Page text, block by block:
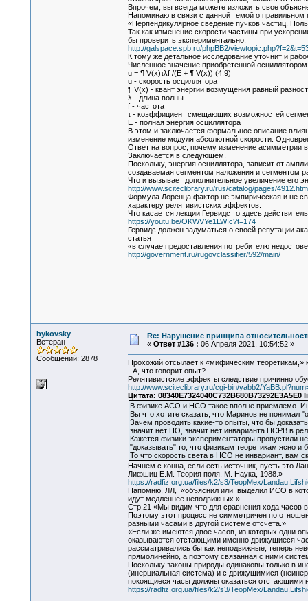
Впрочем, вы всегда можете изложить свое
Напоминаю в связи с данной темой о правильном
«Перпендикулярное сведение пучков частиц.
Так как изменение скорости частицы при
бы проверить экспериментально.
http://galspace.spb.ru/phpBB2/
К тому же детальное исследование уточнит и
Численное значение приобретенной
u = ¶ V(x)τλf /(E + ¶ V(x)) (4.9)
u - скорость осциллятора
¶ V(x) - квант энергии возмущения равный
λ - длина волны
f - частота
τ - коэффициент смещающих возможностей
E - полная энергия осциллятора
В этом и заключается формальное описание
изменение модуля абсолютной скорости.
Ответ на вопрос, почему изменение асимметрии
Заключается в следующем.
Поскольку, энергия осциллятора, зависит от
создаваемая сегментом наложения и сегментом
Что и вызывает дополнительное увеличение его
http://www.sciteclibrary.ru/rus/catalog/pages/
Формула Лоренца фактор не эмпирическая и не
характеру релятивистских эффектов.
Что касается лекции Гервидс то здесь
https://youtu.be/OKWVYe1LWIc?t=174
Гервидс должен задуматься о своей репутации
статья
«в случае предоставления потребителю
http://government.ru/rugovclassifier/592/main/
bykovsky
Ветеран
Сообщений: 2878
Re: Нарушение принципа
« Ответ #136 : 06 Апреля 2021, 10:54:52 »
Прохожий отсылает к «мифическим теоретикам,»
- А, что говорит опыт?
Релятивистские эффекты следствие причинно
http://www.sciteclibrary.ru/cgi-bin/yabb2/
Цитата: 08340E7324040C732B680B73292E3A5E0
В физике АСО и НСО такое вполне приемлемо.
Вы что хотите сказать, что Маринов не понимал
Зачем проводить какие-то опыты, что бы
значит нет ПО, значит нет инварианта ПСРВ в
Кажется физики экспериментаторы пропустили
"доказывать" то, что физикам теоретикам ясно и
То что скорость света в НСО не инвариант, вам
Начнем с конца, если есть источник, пусть это
Лифшиц Е.М. Теория поля. М. Наука, 1988.»
https://radfiz.org.ua/files/k2/s3/TeopMex/
Напомню, ЛЛ, «объяснил или выделил ИСО в
идут медленнее неподвижных.»
Стр.21 «Мы видим что для сравнения хода часов
Поэтому этот процесс не симметричен по
разными часами в другой системе отсчета.»
«Если же имеются двое часов, из которых одни
оказываются отстающими именно движущиеся
рассматривались бы как неподвижные, теперь
прямолинейно, а поэтому связанная с ними
Поскольку законы природы одинаковы только в
(инерциальная система) и с движущимися
покоящиеся часы должны оказаться отстающими
https://radfiz.org.ua/files/k2/s3/TeopMex/